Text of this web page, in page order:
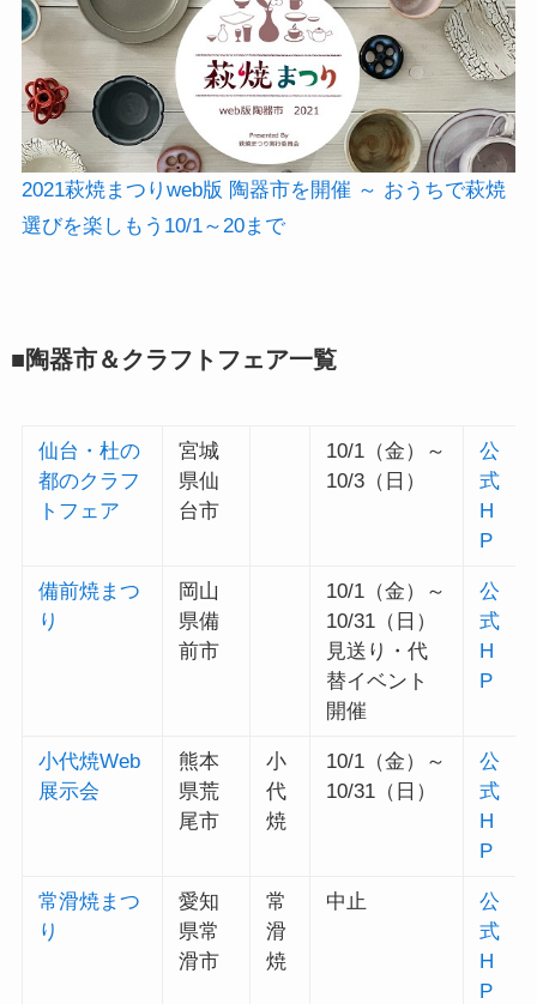
2021萩焼まつりweb版 陶器市を開催 ～ おうちで萩焼
選びを楽しもう10/1～20まで
■陶器市＆クラフトフェア一覧
仙台・杜の
都のクラフ
トフェア
宮城
県仙
台市
10/1（金）～
10/3（日）
公
式
H
P
備前焼まつ
り
岡山
県備
前市
10/1（金）～
10/31（日）
見送り・代
替イベント
開催
公
式
H
P
小代焼Web
展示会
熊本
県荒
尾市
小
代
焼
10/1（金）～
10/31（日）
公
式
H
P
常滑焼まつ
り
愛知
県常
滑市
常
滑
焼
中止
公
式
H
P